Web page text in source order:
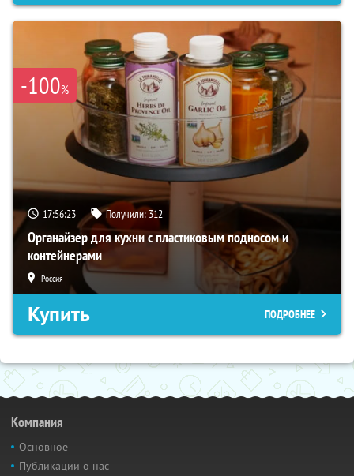
-100%
17:56:22 Получили: 312
Органайзер для кухни с пластиковым подносом и
контейнерами
Россия
Купить ПОДРОБНЕЕ
Компания
Основное
Публикации о нас